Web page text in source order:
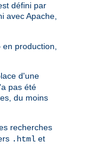
défini par
avec Apache,
production,
d'une
pas été
du moins
recherches
.html et